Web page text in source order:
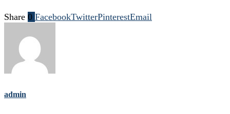
Share 0 FacebookTwitterPinterestEmail
admin